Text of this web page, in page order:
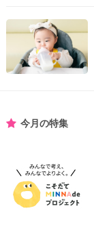
今月の特集